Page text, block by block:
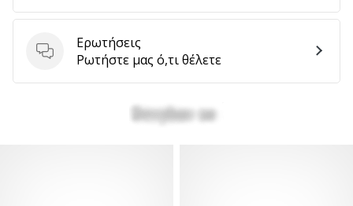
Ερωτήσεις
Ερωτήσεις
Ρωτήστε μας ό,τι θέλετε